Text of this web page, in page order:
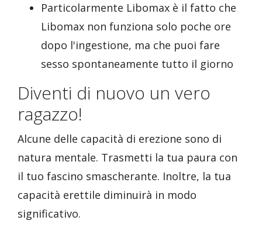
Particolarmente Libomax è il fatto che
Libomax non funziona solo poche ore
dopo l'ingestione, ma che puoi fare
sesso spontaneamente tutto il giorno
Diventi di nuovo un vero
ragazzo!
Alcune delle capacità di erezione sono di
natura mentale. Trasmetti la tua paura con
il tuo fascino smascherante. Inoltre, la tua
capacità erettile diminuirà in modo
significativo.